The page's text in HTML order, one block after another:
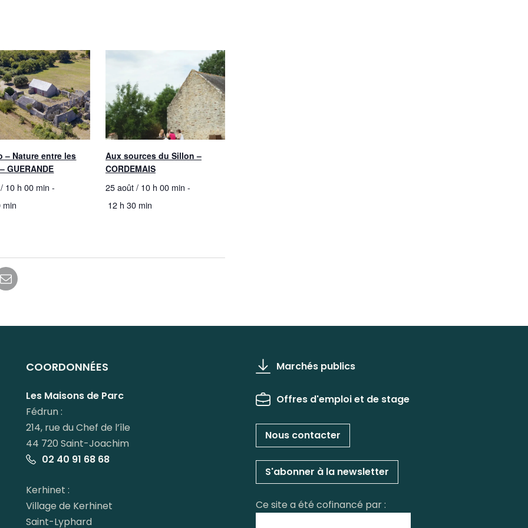
– Nature entre les
GUERANDE
10 h 00 min -
min
Aux sources du Sillon –
CORDEMAIS
25 août / 10 h 00 min -
12 h 30 min
Partager
COORDONNÉES
Les Maisons de Parc
Fédrun :
214, rue du Chef de l’île
44 720 Saint-Joachim
02 40 91 68 68
Kerhinet :
Village de Kerhinet
Saint-Lyphard
Marchés publics
Offres d'emploi et de stage
Nous contacter
S'abonner à la newsletter
Ce site a été cofinancé par :